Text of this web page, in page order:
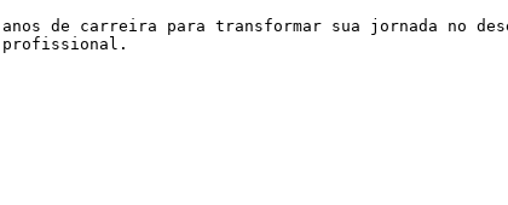
de carreira para transformar sua jornada no
profissional.